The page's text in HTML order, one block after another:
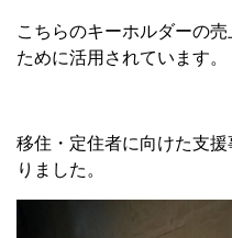
こちらのキーホルダーの売
ために活用されています。
移住・定住者に向けた支
りました。